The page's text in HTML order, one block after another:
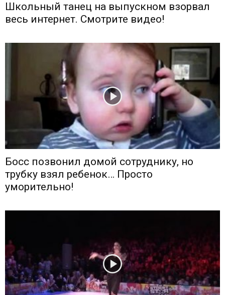
Школьный танец на выпускном взорвал
весь интернет. Смотрите видео!
Босс позвонил домой сотруднику, но
трубку взял ребенок… Просто
уморительно!